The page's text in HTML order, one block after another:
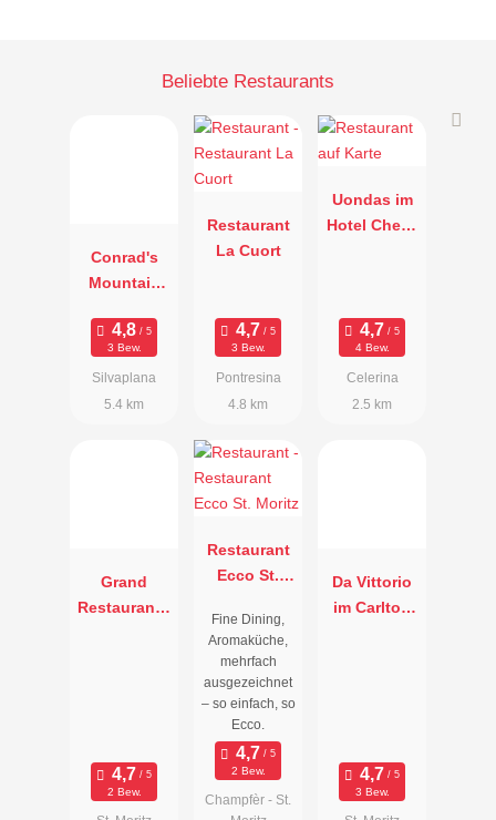
Beliebte Restaurants
Conrad's
Mountain
3 Bew.
Silvaplana
5.4 km
Restaurant
La Cuort
3 Bew.
Pontresina
4.8 km
Uondas im
Hotel Chesa
4 Bew.
Celerina
2.5 km
Grand
Restaurant -
2 Bew.
Restaurant
Ecco St.
Fine Dining,
Aromaküche,
mehrfach
ausgezeichnet
– so einfach, so
Ecco.
2 Bew.
Champfèr - St.
Da Vittorio
im Carlton
3 Bew.